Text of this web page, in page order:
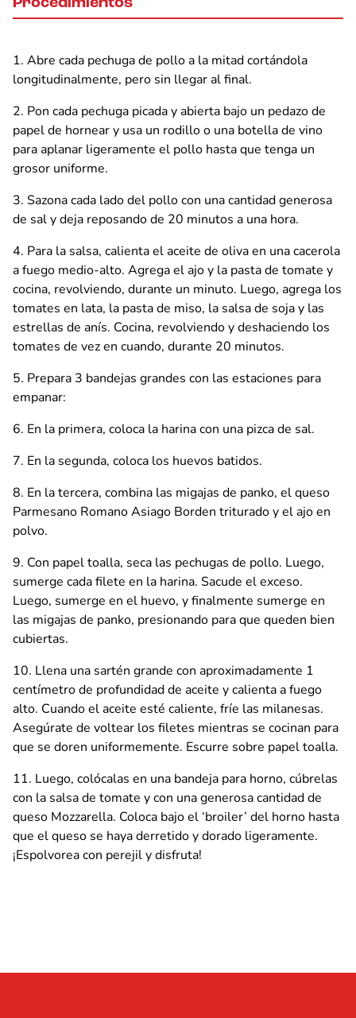
Procedimientos
Abre cada pechuga de pollo a la mitad cortándola
longitudinalmente, pero sin llegar al final.
Pon cada pechuga picada y abierta bajo un pedazo de
papel de hornear y usa un rodillo o una botella de vino
para aplanar ligeramente el pollo hasta que tenga un
grosor uniforme.
Sazona cada lado del pollo con una cantidad generosa
de sal y deja reposando de 20 minutos a una hora.
Para la salsa, calienta el aceite de oliva en una cacerola
a fuego medio-alto. Agrega el ajo y la pasta de tomate y
cocina, revolviendo, durante un minuto. Luego, agrega los
tomates en lata, la pasta de miso, la salsa de soja y las
estrellas de anís. Cocina, revolviendo y deshaciendo los
tomates de vez en cuando, durante 20 minutos.
Prepara 3 bandejas grandes con las estaciones para
empanar:
En la primera, coloca la harina con una pizca de sal.
En la segunda, coloca los huevos batidos.
En la tercera, combina las migajas de panko, el queso
Parmesano Romano Asiago Borden triturado y el ajo en
polvo.
Con papel toalla, seca las pechugas de pollo. Luego,
sumerge cada filete en la harina. Sacude el exceso.
Luego, sumerge en el huevo, y finalmente sumerge en
las migajas de panko, presionando para que queden bien
cubiertas.
Llena una sartén grande con aproximadamente 1
centímetro de profundidad de aceite y calienta a fuego
alto. Cuando el aceite esté caliente, fríe las milanesas.
Asegúrate de voltear los filetes mientras se cocinan para
que se doren uniformemente. Escurre sobre papel toalla.
Luego, colócalas en una bandeja para horno, cúbrelas
con la salsa de tomate y con una generosa cantidad de
queso Mozzarella. Coloca bajo el ‘broiler’ del horno hasta
que el queso se haya derretido y dorado ligeramente.
¡Espolvorea con perejil y disfruta!